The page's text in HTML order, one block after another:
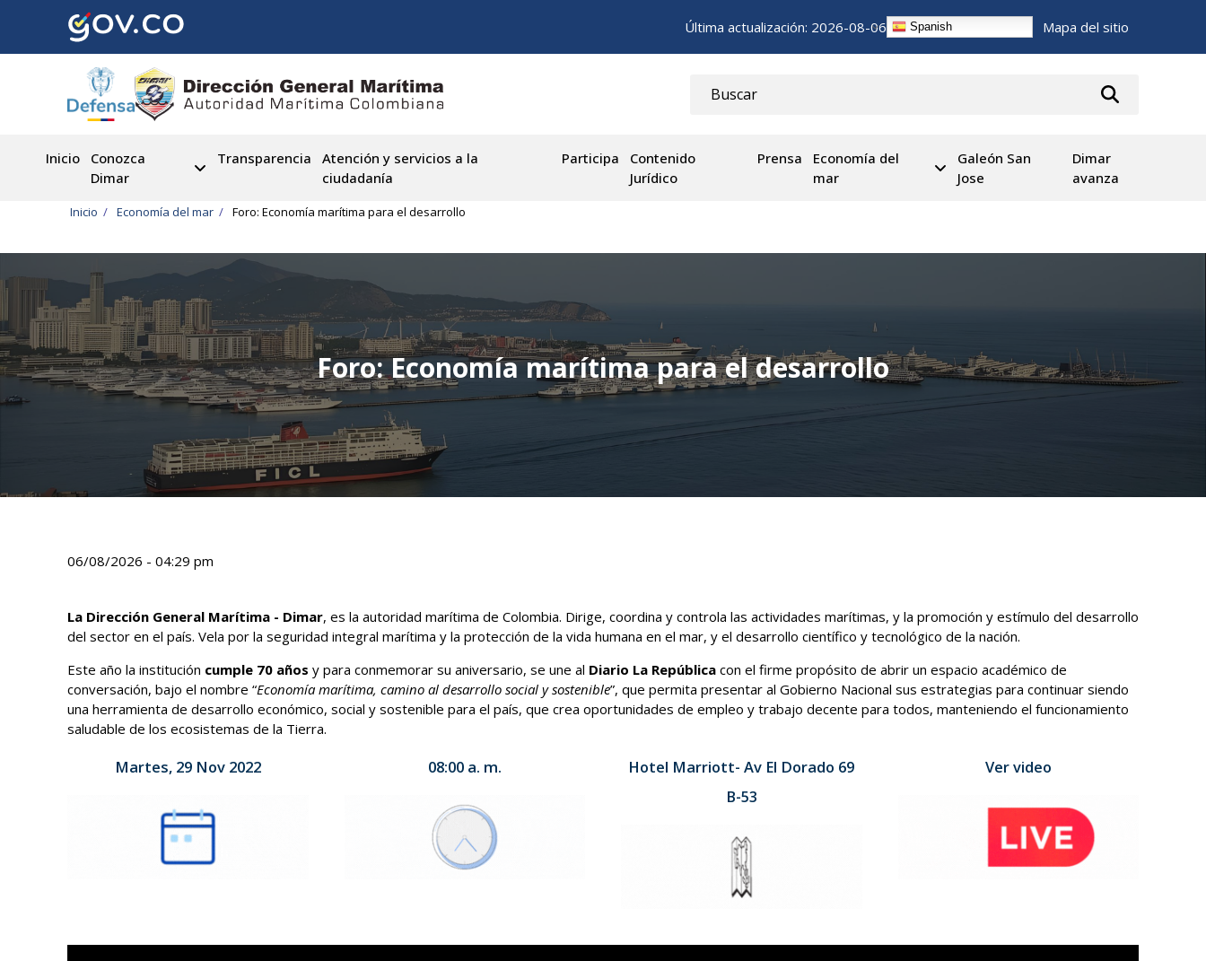
contenido
Última actualización: 2026-08-06 Spanish Mapa del sitio
Inicio
Conozca
Dimar
Transparencia
Atención y servicios a la
ciudadanía
Participa
Contenido
Jurídico
Prensa
Economía del
mar
Galeón San
Jose
Dimar
avanza
de
navegación
Inicio Economía del mar Foro: Economía marítima para el desarrollo
Foro: Economía marítima para el desarrollo
06/08/2026 - 04:29 pm
La Dirección General Marítima - Dimar, es la autoridad marítima de Colombia. Dirige, coordina y controla las actividades marítimas, y la promoción y estímulo del desarrollo
del sector en el país. Vela por la seguridad integral marítima y la protección de la vida humana en el mar, y el desarrollo científico y tecnológico de la nación.
Este año la institución cumple 70 años y para conmemorar su aniversario, se une al Diario La República con el firme propósito de abrir un espacio académico de
conversación, bajo el nombre “Economía marítima, camino al desarrollo social y sostenible”, que permita presentar al Gobierno Nacional sus estrategias para continuar siendo
una herramienta de desarrollo económico, social y sostenible para el país, que crea oportunidades de empleo y trabajo decente para todos, manteniendo el funcionamiento
saludable de los ecosistemas de la Tierra.
Martes, 29 Nov 2022 08:00 a. m.
Hotel Marriott- Av El Dorado 69
B-53
Ver video